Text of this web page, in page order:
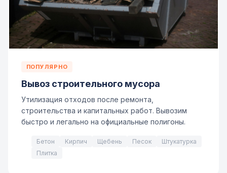
ПОПУЛЯРНО
Вывоз строительного мусора
Утилизация отходов после ремонта,
строительства и капитальных работ. Вывозим
быстро и легально на официальные полигоны.
Бетон Кирпич Щебень Песок
Штукатурка
Плитка